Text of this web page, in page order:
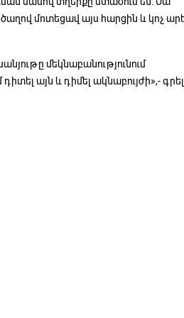
մոտեցավ այս հարցին և կոչ
մեկնաբանությունում
այն և դիմել ակնաբույժի»,-